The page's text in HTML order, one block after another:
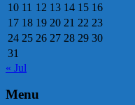
10 11 12 13 14 15 16
17 18 19 20 21 22 23
24 25 26 27 28 29 30
31
« Jul
Menu